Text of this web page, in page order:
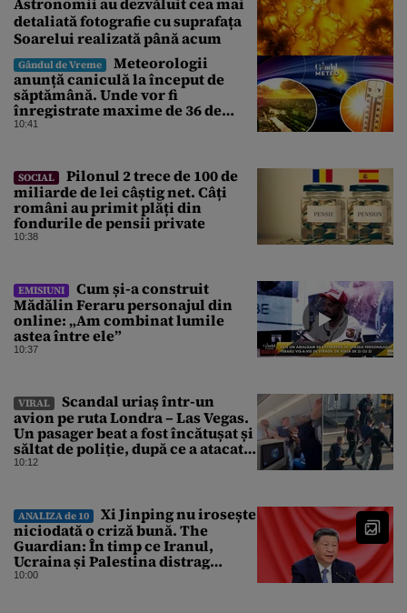
detaliată fotografie cu suprafața
Soarelui realizată până acum
Gândul de Vreme
Meteorologii
anunță caniculă la început de
săptămână. Unde vor fi
înregistrate maxime de 36 de
grade. ANM, informații de ultimă
10:41
SOCIAL
Pilonul 2 trece de 100 de
miliarde de lei câștig net. Câți
români au primit plăți din
fondurile de pensii private
10:38
EMISIUNI
Cum și-a construit
Mădălin Feraru personajul din
online: „Am combinat lumile
astea între ele”
10:37
VIRAL
Scandal uriaș într-un
avion pe ruta Londra – Las Vegas.
Un pasager beat a fost încătușat și
săltat de poliție, după ce a atacat o
stewardesă
10:12
ANALIZA de 10
Xi Jinping nu irosește
niciodată o criză bună. The
Guardian: În timp ce Iranul,
Ucraina și Palestina distrag
atenția lumii, el strânge șurubul”
10:00